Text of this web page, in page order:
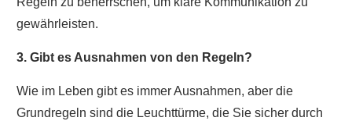
gewährleisten.
3. Gibt es Ausnahmen von den Regeln?
Wie im Leben gibt es immer Ausnahmen, aber die
Grundregeln sind die Leuchttürme, die Sie sicher durch